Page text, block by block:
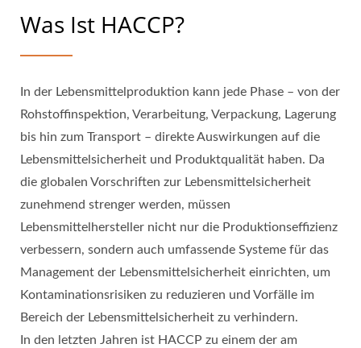
Was Ist HACCP?
In der Lebensmittelproduktion kann jede Phase – von der
Rohstoffinspektion, Verarbeitung, Verpackung, Lagerung
bis hin zum Transport – direkte Auswirkungen auf die
Lebensmittelsicherheit und Produktqualität haben. Da
die globalen Vorschriften zur Lebensmittelsicherheit
zunehmend strenger werden, müssen
Lebensmittelhersteller nicht nur die Produktionseffizienz
verbessern, sondern auch umfassende Systeme für das
Management der Lebensmittelsicherheit einrichten, um
Kontaminationsrisiken zu reduzieren und Vorfälle im
Bereich der Lebensmittelsicherheit zu verhindern.
In den letzten Jahren ist HACCP zu einem der am